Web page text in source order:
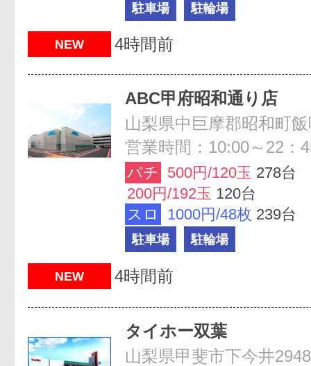
駐車場 駐輪場
NEW 4時間前
ABC甲府昭和通り店
山梨県中巨摩郡昭和町
営業時間：10:00～22：
パチ 500円/120玉 278台
200円/192玉 120台
スロ
1000円/48枚 239台
駐車場 駐輪場
NEW 4時間前
タイホー双葉
山梨県甲斐市下今井